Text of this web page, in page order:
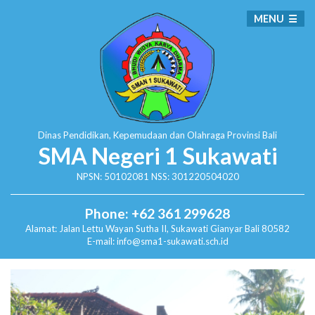
Dinas Pendidikan, Kepemudaan dan Olahraga Provinsi Bali
SMA Negeri 1 Sukawati
NPSN: 50102081 NSS: 301220504020
Phone: +62 361 299628
Alamat: Jalan Lettu Wayan Sutha II, SukawatiGianyar Bali 80582
E-mail: info@sma1-sukawati.sch.id
MENU